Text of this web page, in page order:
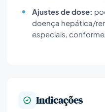
Ajustes de dose:
doença hepática/
especiais,
Indicações